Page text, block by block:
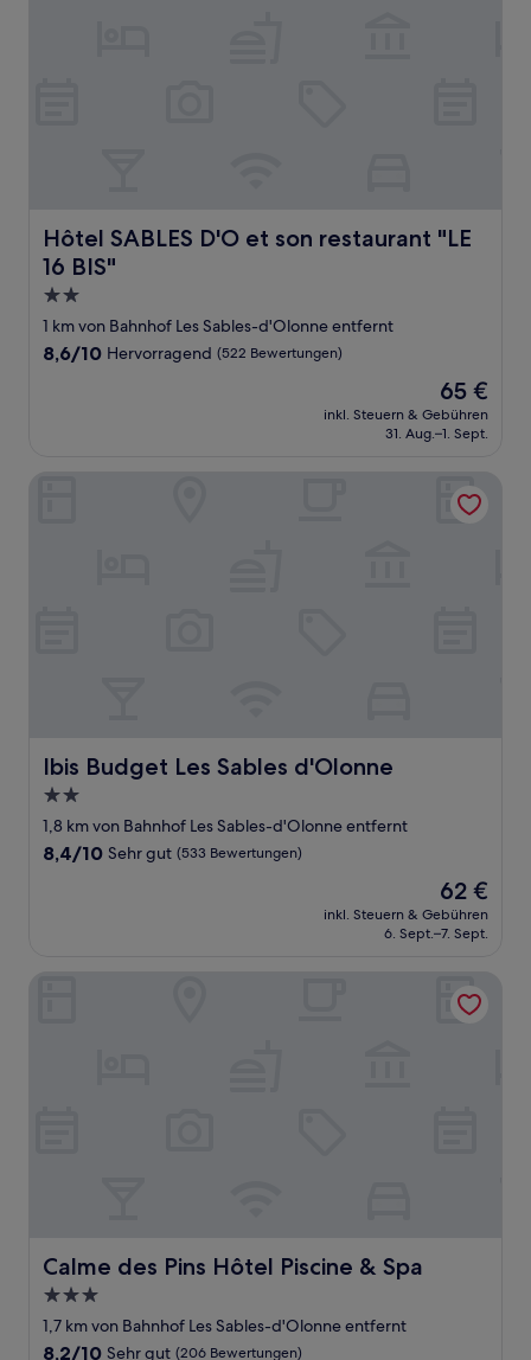
Hôtel SABLES D'O et son restaurant "LE
16 BIS"
Hôtel SABLES D'O et son restaurant "LE 16 BIS"
2.0-
Sterne-
Unterkunft
1 km von Bahnhof Les Sables-d'Olonne entfernt
8.6
8,6/10 Hervorragend (522 Bewertungen)
Der
Preis
beträgt
65 €
inkl. Steuern & Gebühren
31. Aug.–1. Sept.
Ibis Budget Les Sables d'Olonne
Ibis Budget Les Sables d'Olonne
2.0-
Sterne-
Unterkunft
1,8 km von Bahnhof Les Sables-d'Olonne entfernt
8.4
Bewertungen)
8,4/10 Sehr gut (533 Bewertungen)
Der
Preis
beträgt
62 €
inkl. Steuern & Gebühren
6. Sept.–7. Sept.
Calme des Pins Hôtel Piscine & Spa
Calme des Pins Hôtel Piscine & Spa
3.0-
Sterne-
Unterkunft
1,7 km von Bahnhof Les Sables-d'Olonne entfernt
8.2
8,2/10 Sehr gut (206 Bewertungen)